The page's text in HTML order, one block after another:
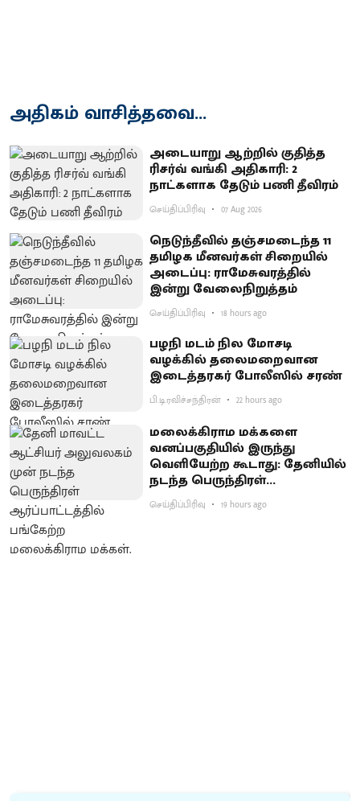
அதிகம் வாசித்தவை...
அடையாறு ஆற்றில் குதித்த
ரிசர்வ் வங்கி அதிகாரி: 2
நாட்களாக தேடும் பணி தீவிரம்
செய்திப்பிரிவு 07 Aug 2026
நெடுந்தீவில் தஞ்சமடைந்த 11
தமிழக மீனவர்கள் சிறையில்
அடைப்பு: ராமேசுவரத்தில்
இன்று வேலைநிறுத்தம்
செய்திப்பிரிவு 18 hours ago
பழநி மடம் நில மோசடி
வழக்கில் தலைமறைவான
இடைத்தரகர் போலீஸில் சரண்
பி.டி.ரவிச்சந்திரன் 22 hours ago
மலைக்கிராம மக்களை
வனப்பகுதியில் இருந்து
வெளியேற்ற கூடாது: தேனியில்
நடந்த பெருந்திரள்
ஆர்ப்பாட்டத்தில் வலியுறுத்தல்
செய்திப்பிரிவு 19 hours ago